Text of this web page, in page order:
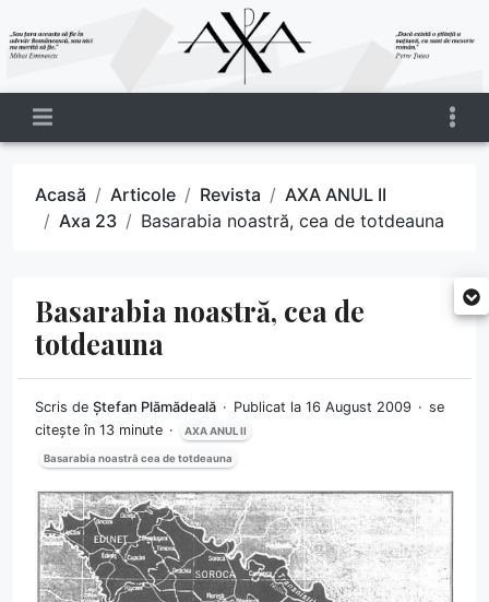
Acasă Articole Revista
AXA ANUL II
Axa 23
Basarabia noastră, cea de totdeauna
Basarabia noastră, cea de
totdeauna
Scris de Ștefan Plămădeală Publicat la 16 August 2009
se
citește în 13 minute
AXA ANUL II
Basarabia noastră cea de totdeauna